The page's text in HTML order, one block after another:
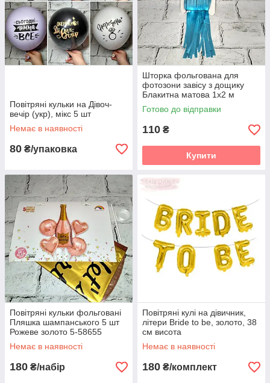
Повітряні кульки на Дівоч-
вечір (укр), мікс 5 шт
Немає в наявності
80 ₴/упаковка
Шторка фольгована для
фотозони завісу з дощику
Блакитна матова 1х2 м
(16145-5-18-3)
Готово до відправки
110 ₴
Купити
Повітряні кульки фольговані
Пляшка шампанського 5 шт
Рожеве золото 5-58655
Немає в наявності
180 ₴/набір
Повітряні кулі на дівичник,
літери Bride to be, золото, 38
см висота
Немає в наявності
180 ₴/комплект